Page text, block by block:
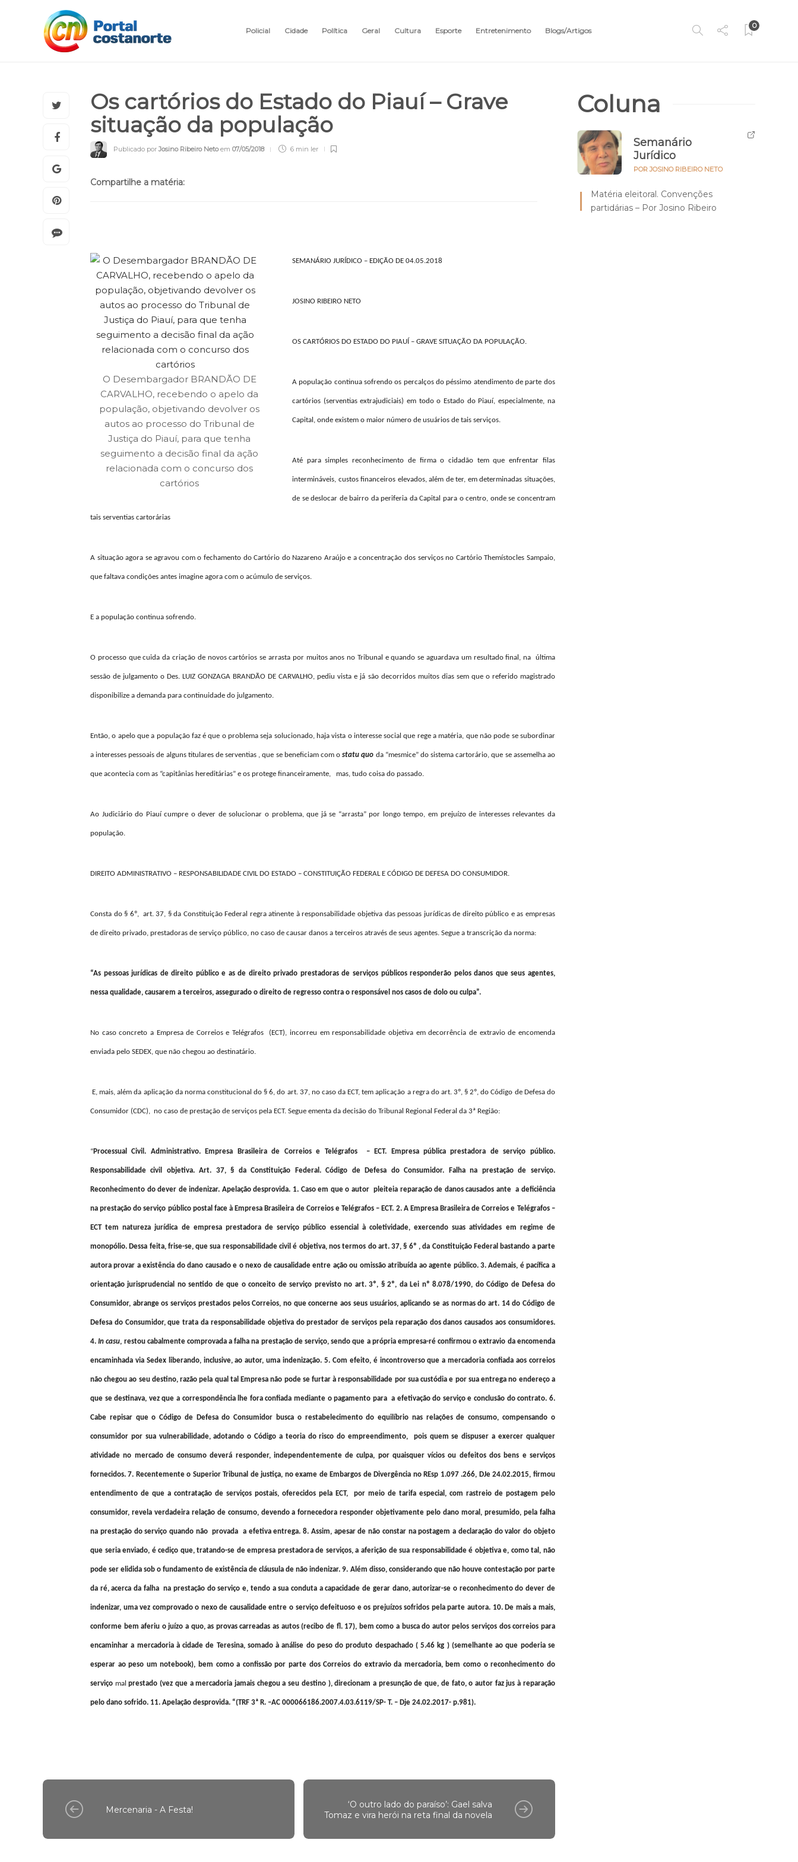
Policial Cidade Política Geral Cultura Esporte Entretenimento Blogs/Artigos
0
Os cartórios do Estado do Piauí – Grave
situação da população
Publicado porJosino Ribeiro Netoem 07/05/2018 6 min ler
Compartilhe a matéria:
O Desembargador BRANDÃO DE
CARVALHO, recebendo o apelo da
população, objetivando devolver os
autos ao processo do Tribunal de
Justiça do Piauí, para que tenha
seguimento a decisão final da ação
relacionada com o concurso dos
cartórios
SEMANÁRIO JURÍDICO – EDIÇÃO DE 04.05.2018
JOSINO RIBEIRO NETO
OS CARTÓRIOS DO ESTADO DO PIAUÍ – GRAVE SITUAÇÃO DA POPULAÇÃO.
A população continua sofrendo os percalços do péssimo atendimento de parte dos
cartórios (serventias extrajudiciais) em todo o Estado do Piauí, especialmente, na
Capital, onde existem o maior número de usuários de tais serviços.
Até para simples reconhecimento de firma o cidadão tem que enfrentar filas
intermináveis, custos financeiros elevados, além de ter, em determinadas situações,
de se deslocar de bairro da periferia da Capital para o centro, onde se concentram
tais serventias cartorárias
A situação agora se agravou com o fechamento do Cartório do Nazareno Araújo e a concentração dos serviços no Cartório Themístocles Sampaio,
que faltava condições antes imagine agora com o acúmulo de serviços.
E a população continua sofrendo.
O processo que cuida da criação de novos cartórios se arrasta por muitos anos no Tribunal e quando se aguardava um resultado final, na última
sessão de julgamento o Des. LUIZ GONZAGA BRANDÃO DE CARVALHO, pediu vista e já são decorridos muitos dias sem que o referido magistrado
disponibilize a demanda para continuidade do julgamento.
Então, o apelo que a população faz é que o problema seja solucionado, haja vista o interesse social que rege a matéria, que não pode se subordinar
a interesses pessoais de alguns titulares de serventias , que se beneficiam com ostatu quo da “mesmice” do sistema cartorário, que se assemelha ao
que acontecia com as “capitânias hereditárias” e os protege financeiramente, mas, tudo coisa do passado.
Ao Judiciário do Piauí cumpre o dever de solucionar o problema, que já se “arrasta” por longo tempo, em prejuízo de interesses relevantes da
população.
DIREITO ADMINISTRATIVO – RESPONSABILIDADE CIVIL DO ESTADO – CONSTITUIÇÃO FEDERAL E CÓDIGO DE DEFESA DO CONSUMIDOR.
Consta do § 6º, art. 37, § da Constituição Federal regra atinente à responsabilidade objetiva das pessoas jurídicas de direito público e as empresas
de direito privado, prestadoras de serviço público, no caso de causar danos a terceiros através de seus agentes. Segue a transcrição da norma:
“As pessoas jurídicas de direito público e as de direito privado prestadoras de serviços públicos responderão pelos danos que seus agentes,
nessa qualidade, causarem a terceiros, assegurado o direito de regresso contra o responsável nos casos de dolo ou culpa”.
No caso concreto a Empresa de Correios e Telégrafos (ECT), incorreu em responsabilidade objetiva em decorrência de extravio de encomenda
enviada pelo SEDEX, que não chegou ao destinatário.
E, mais, além da aplicação da norma constitucional do § 6, do art. 37, no caso da ECT, tem aplicação a regra do art. 3º, § 2º, do Código de Defesa do
Consumidor (CDC), no caso de prestação de serviços pela ECT. Segue ementa da decisão do Tribunal Regional Federal da 3ª Região:
“Processual Civil. Administrativo. Empresa Brasileira de Correios e Telégrafos – ECT. Empresa pública prestadora de serviço público.
Responsabilidade civil objetiva. Art. 37, § da Constituição Federal. Código de Defesa do Consumidor. Falha na prestação de serviço.
Reconhecimento do dever de indenizar. Apelação desprovida. 1. Caso em que o autor pleiteia reparação de danos causados ante a deficiência
na prestação do serviço público postal face à Empresa Brasileira de Correios e Telégrafos – ECT. 2. A Empresa Brasileira de Correios e Telégrafos –
ECT tem natureza jurídica de empresa prestadora de serviço público essencial à coletividade, exercendo suas atividades em regime de
monopólio. Dessa feita, frise-se, que sua responsabilidade civil é objetiva, nos termos do art. 37, § 6º , da Constituição Federal bastando a parte
autora provar a existência do dano causado e o nexo de causalidade entre ação ou omissão atribuída ao agente público. 3. Ademais, é pacífica a
orientação jurisprudencial no sentido de que o conceito de serviço previsto no art. 3º, § 2º, da Lei nº 8.078/1990, do Código de Defesa do
Consumidor, abrange os serviços prestados pelos Correios, no que concerne aos seus usuários, aplicando se as normas do art. 14 do Código de
Defesa do Consumidor, que trata da responsabilidade objetiva do prestador de serviços pela reparação dos danos causados aos consumidores.
4.In casu, restou cabalmente comprovada a falha na prestação de serviço, sendo que a própria empresa-ré confirmou o extravio da encomenda
encaminhada via Sedex liberando, inclusive, ao autor, uma indenização. 5. Com efeito, é incontroverso que a mercadoria confiada aos correios
não chegou ao seu destino, razão pela qual tal Empresa não pode se furtar à responsabilidade por sua custódia e por sua entrega no endereço a
que se destinava, vez que a correspondência lhe fora confiada mediante o pagamento para a efetivação do serviço e conclusão do contrato. 6.
Cabe repisar que o Código de Defesa do Consumidor busca o restabelecimento do equilíbrio nas relações de consumo, compensando o
consumidor por sua vulnerabilidade, adotando o Código a teoria do risco do empreendimento, pois quem se dispuser a exercer qualquer
atividade no mercado de consumo deverá responder, independentemente de culpa, por quaisquer vícios ou defeitos dos bens e serviços
fornecidos. 7. Recentemente o Superior Tribunal de justiça, no exame de Embargos de Divergência no REsp 1.097 .266, DJe 24.02.2015, firmou
entendimento de que a contratação de serviços postais, oferecidos pela ECT, por meio de tarifa especial, com rastreio de postagem pelo
consumidor, revela verdadeira relação de consumo, devendo a fornecedora responder objetivamente pelo dano moral, presumido, pela falha
na prestação do serviço quando não provada a efetiva entrega. 8. Assim, apesar de não constar na postagem a declaração do valor do objeto
que seria enviado, é cediço que, tratando-se de empresa prestadora de serviços, a aferição de sua responsabilidade é objetiva e, como tal, não
pode ser elidida sob o fundamento de existência de cláusula de não indenizar. 9. Além disso, considerando que não houve contestação por parte
da ré, acerca da falha na prestação do serviço e, tendo a sua conduta a capacidade de gerar dano, autorizar-se o reconhecimento do dever de
indenizar, uma vez comprovado o nexo de causalidade entre o serviço defeituoso e os prejuízos sofridos pela parte autora. 10. De mais a mais,
conforme bem aferiu o juízo a quo, as provas carreadas as autos (recibo de fl. 17), bem como a busca do autor pelos serviços dos correios para
encaminhar a mercadoria à cidade de Teresina, somado à análise do peso do produto despachado ( 5.46 kg ) (semelhante ao que poderia se
esperar ao peso um notebook), bem como a confissão por parte dos Correios do extravio da mercadoria, bem como o reconhecimento do
serviço mal prestado (vez que a mercadoria jamais chegou a seu destino ), direcionam a presunção de que, de fato, o autor faz jus à reparação
pelo dano sofrido. 11. Apelação desprovida. “(TRF 3ª R. –AC 000066186.2007.4.03.6119/SP- T. – Dje 24.02.2017- p.981).
Mercenaria - A Festa!
‘O outro lado do paraíso’: Gael salva
Tomaz e vira herói na reta final da novela
Coluna
Semanário
Jurídico
POR JOSINO RIBEIRO NETO
Matéria eleitoral. Convenções
partidárias – Por Josino Ribeiro